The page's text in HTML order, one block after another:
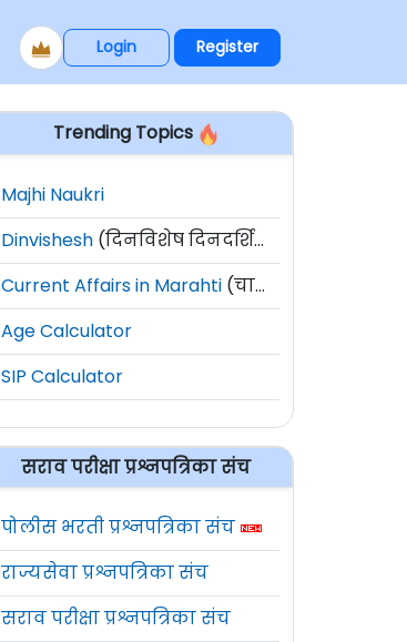
Login Register
Trending Topics
Majhi Naukri
Dinvishesh (दिनविशेष दिनदर्शिका)
Current Affairs in Marahti (चालू घडामोडी)
Age Calculator
SIP Calculator
सराव परीक्षा प्रश्नपत्रिका संच
पोलीस भरती प्रश्नपत्रिका संच
राज्यसेवा प्रश्नपत्रिका संच
सराव परीक्षा प्रश्नपत्रिका संच